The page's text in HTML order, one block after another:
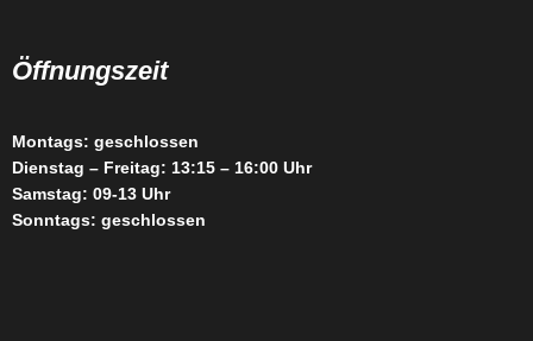
Öffnungszeit
Montags: geschlossen
Dienstag – Freitag: 13:15 – 16:00 Uhr
Samstag: 09-13 Uhr
Sonntags: geschlossen